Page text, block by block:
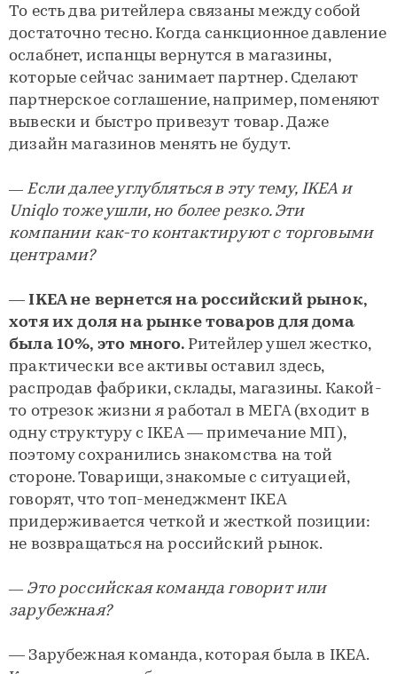
То есть два ритейлера связаны между собой
достаточно тесно. Когда санкционное давление
ослабнет, испанцы вернутся в магазины,
которые сейчас занимает партнер. Сделают
партнерское соглашение, например, поменяют
вывески и быстро привезут товар. Даже
дизайн магазинов менять не будут.
— Если далее углубляться в эту тему, IKEA и
Uniqlo тоже ушли, но более резко. Эти
компании как-то контактируют с торговыми
центрами?
—IKEA не вернется на российский рынок,
хотя их доля на рынке товаров для дома
была 10%, это много. Ритейлер ушел жестко,
практически все активы оставил здесь,
распродав фабрики, склады, магазины. Какой-
то отрезок жизни я работал в МЕГА (входит в
одну структуру с IKEA — примечание МП),
поэтому сохранились знакомства на той
стороне. Товарищи, знакомые с ситуацией,
говорят, что топ-менеджмент IKEA
придерживается четкой и жесткой позиции:
не возвращаться на российский рынок.
— Это российская команда говорит или
зарубежная?
— Зарубежная команда, которая была в IKEA.